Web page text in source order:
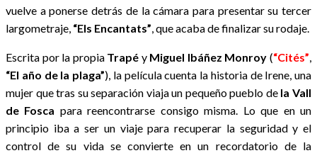
vuelve a ponerse detrás de la cámara para presentar su tercer
largometraje, “Els Encantats”, que acaba de finalizar su rodaje.
Escrita por la propiaTrapé yMiguel Ibáñez Monroy(“Cités”,
“El año de la plaga”), la película cuenta la historia de Irene, una
mujer que tras su separación viaja un pequeño pueblo de la Vall
de Fosca para reencontrarse consigo misma. Lo que en un
principio iba a ser un viaje para recuperar la seguridad y el
control de su vida se convierte en un recordatorio de la